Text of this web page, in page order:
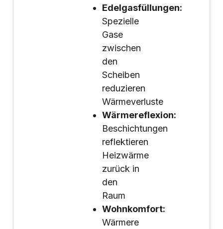
Edelgasfüllungen:
Spezielle
Gase
zwischen
den
Scheiben
reduzieren
Wärmeverluste
Wärmereflexion:
Beschichtungen
reflektieren
Heizwärme
zurück in
den
Raum
Wohnkomfort:
Wärmere